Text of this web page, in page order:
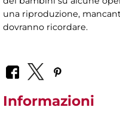
una riproduzione,
dovranno ricordare.
Informazioni